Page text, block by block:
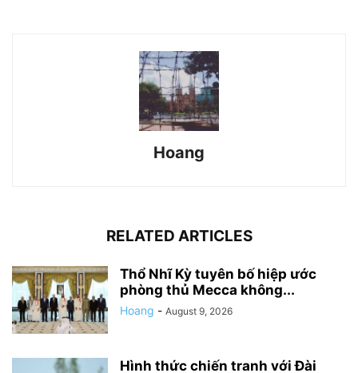
Hoang
RELATED ARTICLES
Thổ Nhĩ Kỳ tuyên bố hiệp ước
phòng thủ Mecca không...
Hoang - August 9, 2026
Hình thức chiến tranh với Đài